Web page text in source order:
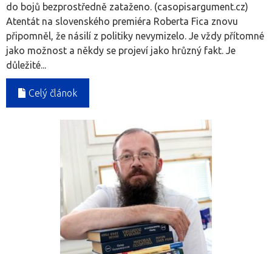
do bojů bezprostředně zataženo. (casopisargument.cz)
Atentát na slovenského premiéra Roberta Fica znovu
připomněl, že násilí z politiky nevymizelo. Je vždy přítomné
jako možnost a někdy se projeví jako hrůzný fakt. Je
důležité...
Celý článok